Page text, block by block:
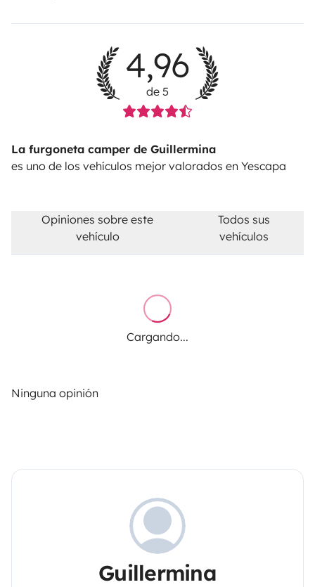
4,96
de 5
La furgoneta camper de Guillermina
es uno de los vehículos mejor valorados en Yescapa
Opiniones sobre este
vehículo
Todos sus
vehículos
Cargando...
Ninguna opinión
Guillermina